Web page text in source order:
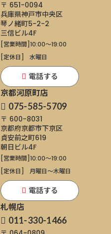
〒 651-0094
兵庫県神戸市中央区
琴ノ緒町5-2-2
三信ビル4F
[営業時間]10:00～19:00
[定休日]
水曜日
電話する
京都河原町店
075-585-5709
〒 600-8031
京都府京都市下京区
貞安前之町619
朝日ビル4F
[営業時間]10:00～19:00
[定休日]
月曜日〜木曜日
電話する
札幌店
011-330-1466